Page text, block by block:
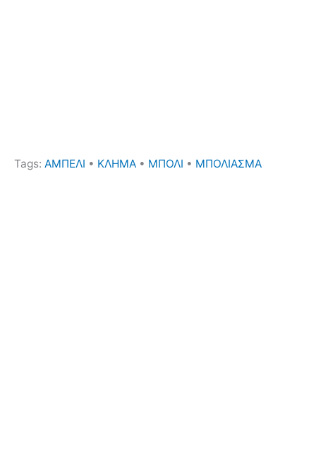
Tags: ΑΜΠΕΛΙ • ΚΛΗΜΑ • ΜΠΟΛΙ • ΜΠΟΛΙΑΣΜΑ